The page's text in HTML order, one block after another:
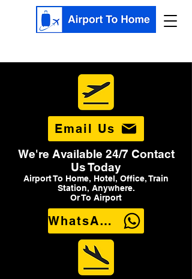
Email Us
We're Available 24/7 Contact
Us Today
Airport To Home, Hotel, Office, Train
Station, Anywhere.
Or To Airport
WhatsApp Us